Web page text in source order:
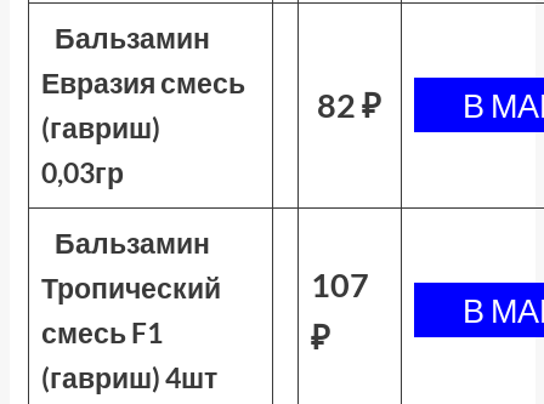
Бальзамин
Евразия смесь
(гавриш)
0,03гр
82 ₽
Бальзамин
Тропический
смесь F1
(гавриш) 4шт
107
₽